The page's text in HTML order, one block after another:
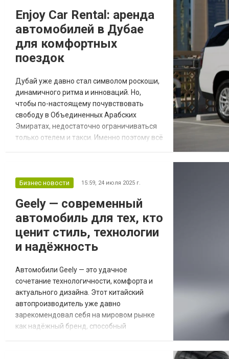
Чтобы найти нужные комплектующие по
хорошим ценам, многие авт...
Enjoy Car Rental: аренда
автомобилей в Дубае
для комфортных
поездок
Дубай уже давно стал символом роскоши,
динамичного ритма и инноваций. Но,
чтобы по-настоящему почувствовать
свободу в Объединенных Арабских
Эмиратах, недостаточно ограничиваться
только отелем и такси. Именно поэтому всё
который позволит исследовать не только
включая столицу Абу-Даби. Зачем
арендовать авто в Дубае Мн...
Бизнес новости 15:59, 24 июля 2025 г.
Geely — современный
автомобиль для тех, кто
ценит стиль, технологии
и надёжность
Автомобили Geely — это удачное
сочетание технологичности, комфорта и
актуального дизайна. Этот китайский
автопроизводитель уже давно
зарекомендовал себя на мировом рынке
как надёжный бренд, способный